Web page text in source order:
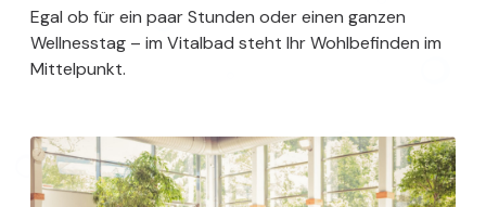
Egal ob für ein paar Stunden oder einen ganzen
Wellnesstag – im Vitalbad steht Ihr Wohlbefinden im
Mittelpunkt.